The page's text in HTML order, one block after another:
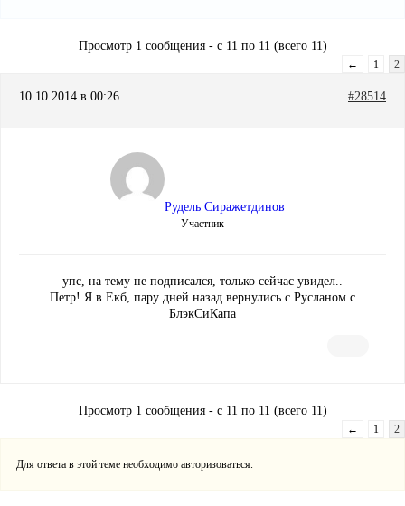
Просмотр 1 сообщения - с 11 по 11 (всего 11)
← 1 2
10.10.2014 в 00:26 #28514
Рудель Сиражетдинов
Участник
упс, на тему не подписался, только сейчас увидел..
Петр! Я в Екб, пару дней назад вернулись с Русланом с
БлэкСиКапа
Просмотр 1 сообщения - с 11 по 11 (всего 11)
← 1 2
Для ответа в этой теме необходимо авторизоваться.